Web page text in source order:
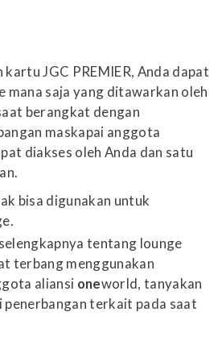
JGC PREMIER, Anda dapat
mana saja yang ditawarkan oleh
berangkat dengan
maskapai anggota
diakses oleh Anda dan satu
bisa digunakan untuk
tentang lounge
terbang menggunakan
aliansi oneworld, tanyakan
terkait pada saat